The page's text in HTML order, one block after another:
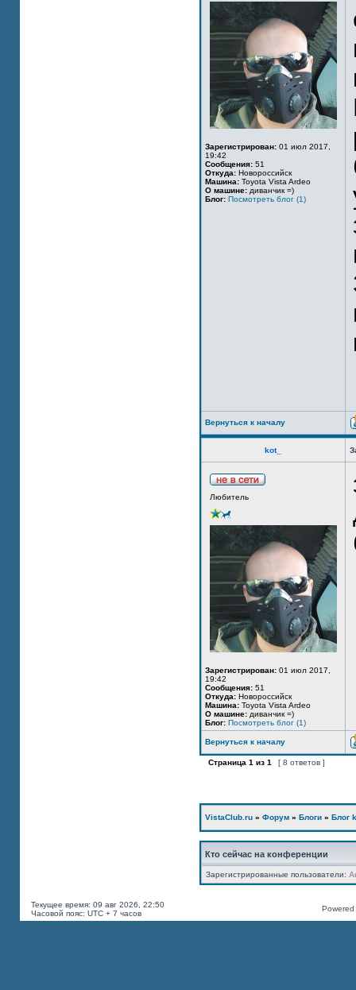
Зарегистрирован: 01 июл 2017,
19:42
Сообщения: 51
Откуда: Новороссийск
Машина: Toyota Vista Ardeo
О машине: диванчик =)
Блог: Посмотреть блог (1)
Вернуться к началу
kot_
Любитель
Зарегистрирован: 01 июл 2017,
19:42
Сообщения: 51
Откуда: Новороссийск
Машина: Toyota Vista Ardeo
О машине: диванчик =)
Блог: Посмотреть блог (1)
Вернуться к началу
Страница 1 из 1 [ 8 ответов ]
VistaClub.ru » Форум » Блоги » Блог
Кто сейчас на конференции
Зарегистрированные пользователи:
Текущее время: 09 авг 2026, 22:50
Часовой пояс: UTC + 7 часов